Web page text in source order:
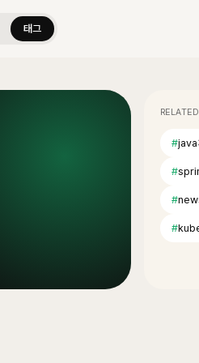
태그
#java
#
#
#